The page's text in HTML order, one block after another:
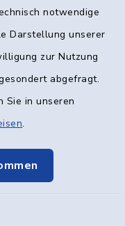
notwendige
Darstellung unserer
zur Nutzung
abgefragt.
Sie in unseren
.